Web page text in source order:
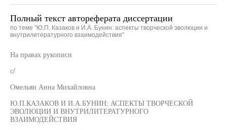
Полный текст автореферата диссертации
по теме "Ю.П. Казаков и И.А. Бунин: аспекты творческой эволюции и
внутрилитературного взаимодействия"
На правах рукописи
с/
Омельян Анна Михайловна
Ю.П.КАЗАКОВ И И.А.БУНИН: АСПЕКТЫ ТВОРЧЕСКОЙ
ЭВОЛЮЦИИ И ВНУТРИЛИТЕРАТУРНОГО
ВЗАИМОДЕЙСТВИЯ